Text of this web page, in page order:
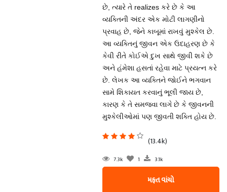
છે, ત્યારે તે realizes કરે છે કે આ
વ્યક્તિની અંદર એક મોટી લાગણીનો
પ્રવાહ છે, જેને કાબૂમાં રાખવું મુશ્કેલ છે.
આ વ્યક્તિનું જીવન એક ઉદાહરણ છે કે
કેવી રીતે કોઈએ દુખ સાથે જીવી શકે છે
અને હંમેશા હસતાં રહેવા માટે પ્રયત્ન કરે
છે. લેખક આ વ્યક્તિને જોઈને ભગવાન
સામે શિકાયત કરવાનું ભૂલી જાય છે,
કારણ કે તે સમજવા લાગે છે કે જીવનની
મુશ્કેલીઓમાં પણ જીવતી શક્તિ હોય છે.
(13.4k)
7.3k 1 3.1k
મફત વાંચો